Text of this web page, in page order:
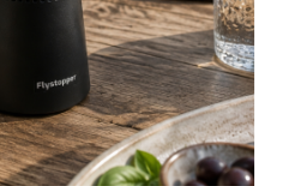
stevige stof